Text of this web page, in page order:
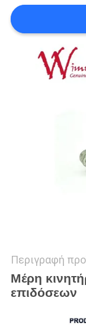
Περιγραφή
Μέρη
επιδόσεων